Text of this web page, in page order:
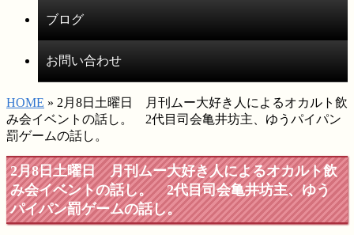
ブログ
お問い合わせ
HOME » 2月8日土曜日 月刊ムー大好き人によるオカルト飲
み会イベントの話し。 2代目司会亀井坊主、ゆうパイパン
罰ゲームの話し。
2月8日土曜日 月刊ムー大好き人によるオカルト飲
み会イベントの話し。 2代目司会亀井坊主、ゆう
パイパン罰ゲームの話し。